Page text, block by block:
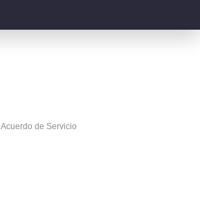
Acuerdo de Servicio